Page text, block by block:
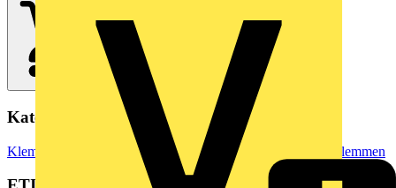
Kategorien
Klemmen, Steckverbinder & Verbindungselemente Reihenklemmen